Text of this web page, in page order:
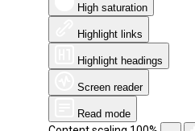
High saturation
Highlight links
Highlight headings
Screen reader
Read mode